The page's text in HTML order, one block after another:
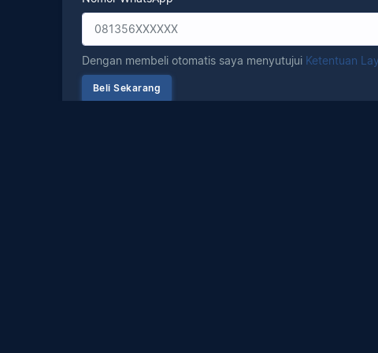
Dengan membeli otomatis saya menyutujui Ketentuan